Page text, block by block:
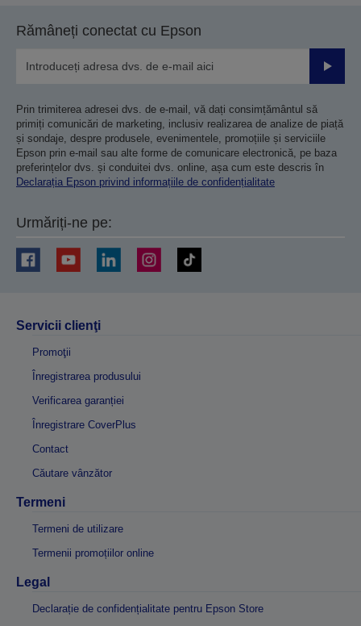
Rămâneți conectat cu Epson
Prin trimiterea adresei dvs. de e-mail, vă dați consimțământul să
primiți comunicări de marketing, inclusiv realizarea de analize de piață
și sondaje, despre produsele, evenimentele, promoțiile și serviciile
Epson prin e-mail sau alte forme de comunicare electronică, pe baza
preferințelor dvs. și conduitei dvs. online, așa cum este descris în
Declarația Epson privind informațiile de confidențialitate
Urmăriți-ne pe:
Servicii clienţi
Promoţii
Înregistrarea produsului
Verificarea garanției
Înregistrare CoverPlus
Contact
Căutare vânzător
Termeni
Termeni de utilizare
Termenii promoțiilor online
Legal
Declarație de confidențialitate pentru Epson Store